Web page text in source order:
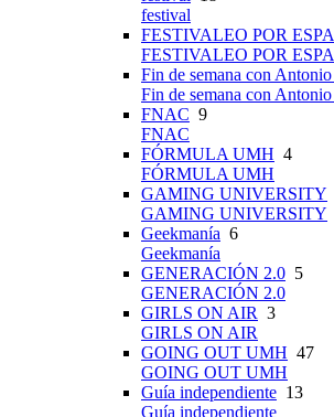
festival
FESTIVALEO POR
FESTIVALEO POR
Fin de semana con Antonio
Fin de semana con Antonio
FNAC 9
FNAC
FÓRMULA UMH 4
FÓRMULA UMH
GAMING UNIVERSITY
GAMING UNIVERSITY
Geekmanía 6
Geekmanía
GENERACIÓN 2.0 5
GENERACIÓN 2.0
GIRLS ON AIR 3
GIRLS ON AIR
GOING OUT UMH 47
GOING OUT UMH
Guía independiente 13
Guía independiente